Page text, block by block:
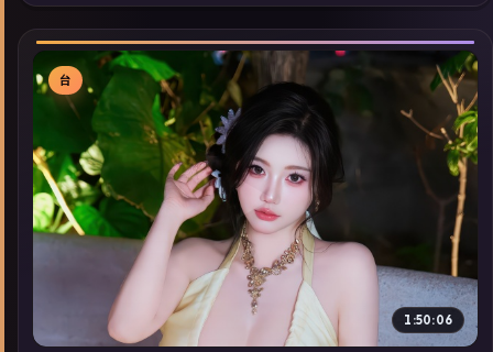
▶
台
1:50:06